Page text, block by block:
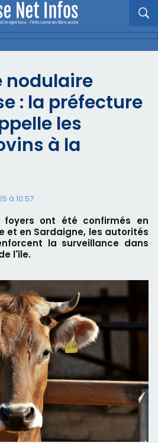
nodulaire
: la préfecture
les
à la
à 10:57
foyers ont été confirmés en
et en Sardaigne, les autorités
la surveillance dans
l'île.